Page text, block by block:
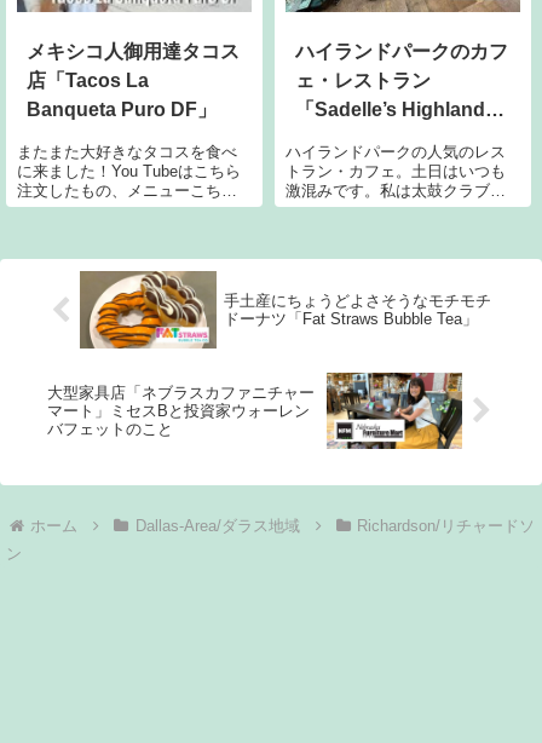
メキシコ人御用達タコス
店「Tacos La
Banqueta Puro DF」
またまた大好きなタコスを食べ
に来ました！You Tubeはこちら
注文したもの、メニューこちら
のメニューは左側がスペイン語
類をすべて注文しました！
Suadero…牛のお腹と脚の間の肉
ハイランドパークのカフ
ェ・レストラン
「Sadelle’s Highland
ハイランドパークの人気のレス
トラン・カフェ。土日はいつも
激混みです。私は太鼓クラブに
入っていて毎週日曜日の朝練習
ファニーブルーの
手土産にちょうどよさそうなモチモチ
ドーナツ「Fat Straws Bubble Tea」
大型家具店「ネブラスカファニチャー
マート」ミセスBと投資家ウォーレン
バフェットのこと
ホーム Dallas-Area/ダラス地域
Richardson/リチャードソ
ン